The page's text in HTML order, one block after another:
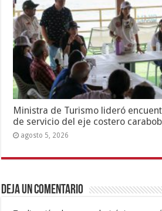
Ministra de Turismo lideró
de servicio del eje costero
agosto 5, 2026
Deja un comentario